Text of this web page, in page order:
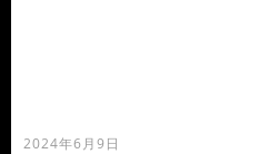
2024年6月9日